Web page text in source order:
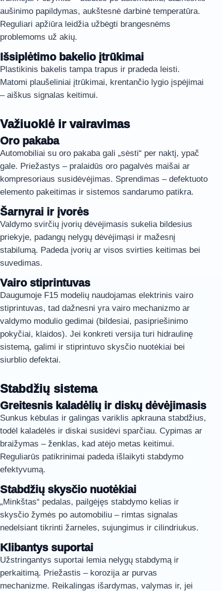
aušinimo papildymas, aukštesnė darbinė temperatūra.
Reguliari apžiūra leidžia užbėgti brangesnėms
problemoms už akių.
Išsiplėtimo bakelio įtrūkimai
Plastikinis bakelis tampa trapus ir pradeda leisti.
Matomi plaušeliniai įtrūkimai, krentančio lygio įspėjimai
– aiškus signalas keitimui.
Važiuoklė ir vairavimas
Oro pakaba
Automobiliai su oro pakaba gali „sėsti“ per naktį, ypač
gale. Priežastys – pralaidūs oro pagalvės maišai ar
kompresoriaus susidėvėjimas. Sprendimas – defektuoto
elemento pakeitimas ir sistemos sandarumo patikra.
Šarnyrai ir įvorės
Valdymo svirčių įvorių dėvėjimasis sukelia bildesius
priekyje, padangų nelygų dėvėjimąsi ir mažesnį
stabilumą. Padeda įvorių ar visos svirties keitimas bei
suvedimas.
Vairo stiprintuvas
Daugumoje F15 modelių naudojamas elektrinis vairo
stiprintuvas, tad dažnesni yra vairo mechanizmo ar
valdymo modulio gedimai (bildesiai, pasipriešinimo
pokyčiai, klaidos). Jei konkreti versija turi hidraulinę
sistemą, galimi ir stiprintuvo skysčio nuotėkiai bei
siurblio defektai.
Stabdžių sistema
Greitesnis kaladėlių ir diskų dėvėjimasis
Sunkus kėbulas ir galingas variklis apkrauna stabdžius,
todėl kaladėlės ir diskai susidėvi sparčiau. Cypimas ar
braižymas – ženklas, kad atėjo metas keitimui.
Reguliarūs patikrinimai padeda išlaikyti stabdymo
efektyvumą.
Stabdžių skysčio nuotėkiai
„Minkštas“ pedalas, pailgėjęs stabdymo kelias ir
skysčio žymės po automobiliu – rimtas signalas
nedelsiant tikrinti žarneles, sujungimus ir cilindriukus.
Klibantys suportai
Užstringantys suportai lemia nelygų stabdymą ir
perkaitimą. Priežastis – korozija ar purvas
mechanizme. Reikalingas išardymas, valymas ir, jei